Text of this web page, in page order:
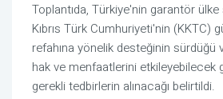
Toplantıda, Türkiye'nin garantör ülke
Kıbrıs Türk Cumhuriyeti'nin (KKTC)
refahına yönelik desteğinin sürdüğü
hak ve menfaatlerini etkileyebilecek
gerekli tedbirlerin alınacağı belirtildi.